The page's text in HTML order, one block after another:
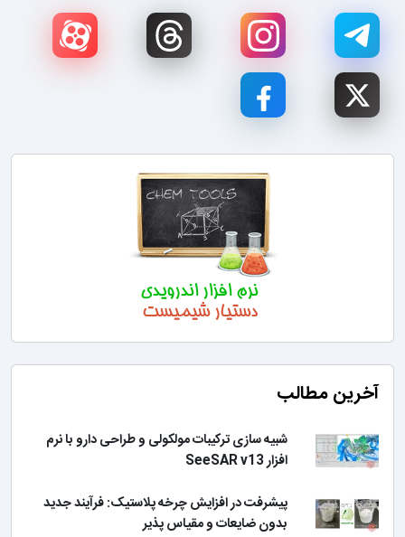
آخرین مطالب
شبیه سازی ترکیبات مولکولی و طراحی دارو با نرم
افزار SeeSAR v13
پیشرفت در افزایش چرخه پلاستیک: فرآیند جدید
بدون ضایعات و مقیاس پذیر